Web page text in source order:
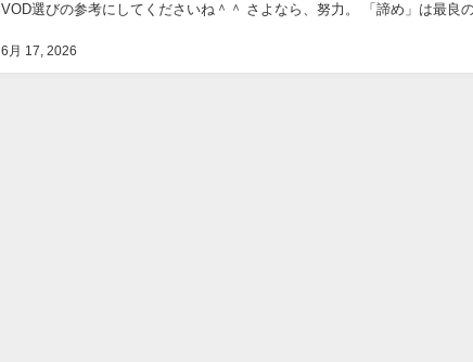
6月 17, 2026
VOD選びの参考にしてくださいね＾＾ さよなら、努力。 「諦め」は最良